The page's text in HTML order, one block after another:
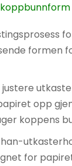
formen
justere
opp
koppens
for